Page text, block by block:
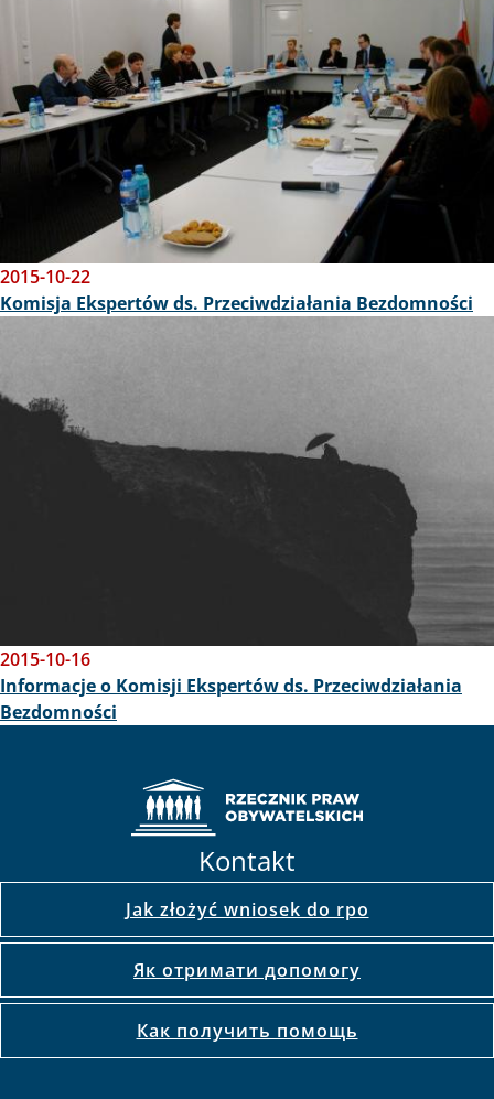
2015-10-22
Komisja Ekspertów ds. Przeciwdziałania Bezdomności
2015-10-16
Informacje o Komisji Ekspertów ds. Przeciwdziałania
Bezdomności
Kontakt
Jak złożyć wniosek do rpo
Як отримати допомогу
Как получить помощь